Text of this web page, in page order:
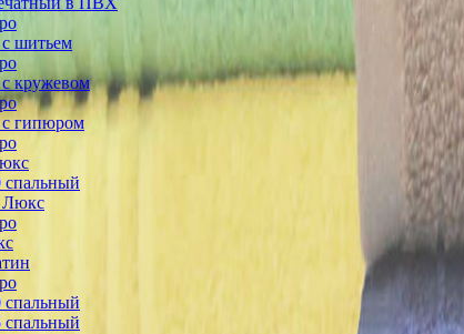
шитьем
кружевом
с гипюром
спальный
Люкс
спальный
спальный